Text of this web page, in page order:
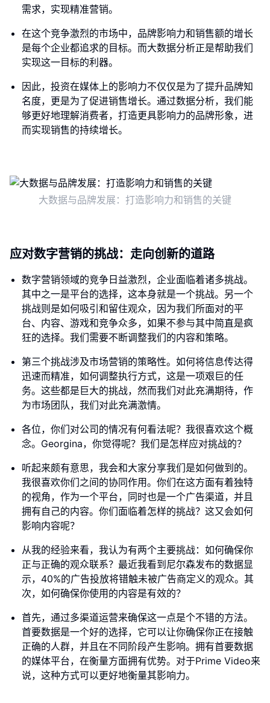
需求，实现精准营销。
在这个竞争激烈的市场中，品牌影响力和销售额的增长
是每个企业都追求的目标。而大数据分析正是帮助我们
实现这一目标的利器。
因此，投资在媒体上的影响力不仅仅是为了提升品牌知
名度，更是为了促进销售增长。通过数据分析，我们能
够更好地理解消费者，打造更具影响力的品牌形象，进
而实现销售的持续增长。
大数据与品牌发展：打造影响力和销售的关键
应对数字营销的挑战：走向创新的道路
数字营销领域的竞争日益激烈，企业面临着诸多挑战。
其中之一是平台的选择，这本身就是一个挑战。另一个
挑战则是如何吸引和留住观众，因为我们所面对的平
台、内容、游戏和竞争众多，如果不参与其中简直是疯
狂的选择。我们需要不断调整我们的内容和策略。
第三个挑战涉及市场营销的策略性。如何将信息传达得
迅速而精准，如何调整执行方式，这是一项艰巨的任
务。这些都是巨大的挑战，然而我们对此充满期待，作
为市场团队，我们对此充满激情。
各位，你们对公司的情况有何看法呢？我很喜欢这个概
念。Georgina，你觉得呢？我们是怎样应对挑战的？
听起来颇有意思，我会和大家分享我们是如何做到的。
我很喜欢你们之间的协同作用。你们在这方面有着独特
的视角，作为一个平台，同时也是一个广告渠道，并且
拥有自己的内容。你们面临着怎样的挑战？这又会如何
影响内容呢？
从我的经验来看，我认为有两个主要挑战：如何确保你
正与正确的观众联系？最近我看到尼尔森发布的数据显
示，40%的广告投放将错触未被广告商定义的观众。其
次，如何确保你使用的内容是有效的？
首先，通过多渠道运营来确保这一点是个不错的方法。
首要数据是一个好的选择，它可以让你确保你正在接触
正确的人群，并且在不同阶段产生影响。拥有首要数据
的媒体平台，在衡量方面拥有优势。对于Prime Video来
说，这种方式可以更好地衡量其影响力。